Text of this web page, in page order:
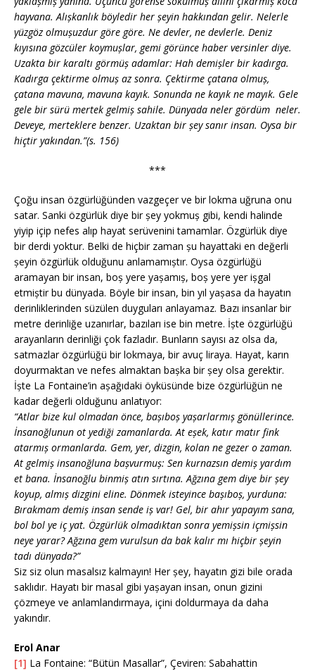
hayvana. Alıșkanlık böyledir her șeyin hakkından gelir. Nelerle
yüzgöz olmușuzdur göre göre. Ne devler, ne devlerle. Deniz
kıyısına gözcüler koymușlar, gemi görünce haber versinler diye.
Uzakta bir karaltı görmüș adamlar: Hah demișler bir kadırga.
Kadırga çektirme olmuș az sonra. Çektirme çatana olmuș,
çatana mavuna, mavuna kayık. Sonunda ne kayık ne mayık. Gele
gele bir sürü mertek gelmiș sahile. Dünyada neler gördüm neler.
Deveye, merteklere benzer. Uzaktan bir șey sanır insan. Oysa bir
hiçtir yakından.”(s. 156)
***
Çoğu insan özgürlüğünden vazgeçer ve bir lokma uğruna onu
satar. Sanki özgürlük diye bir șey yokmuș gibi, kendi halinde
yiyip içip nefes alıp hayat serüvenini tamamlar. Özgürlük diye
bir derdi yoktur. Belki de hiçbir zaman șu hayattaki en değerli
șeyin özgürlük olduğunu anlamamıștır. Oysa özgürlüğü
aramayan bir insan, boș yere yașamıș, boș yere yer ișgal
etmiștir bu dünyada. Böyle bir insan, bin yıl yașasa da hayatın
derinliklerinden süzülen duyguları anlayamaz. Bazı insanlar bir
metre derinliğe uzanırlar, bazıları ise bin metre. İște özgürlüğü
arayanların derinliği çok fazladır. Bunların sayısı az olsa da,
satmazlar özgürlüğü bir lokmaya, bir avuç liraya. Hayat, karın
doyurmaktan ve nefes almaktan bașka bir șey olsa gerektir.
İște La Fontaine’in așağıdaki öyküsünde bize özgürlüğün ne
kadar değerli olduğunu anlatıyor:
“Atlar bize kul olmadan önce, bașıboș yașarlarmıș gönüllerince.
İnsanoğlunun ot yediği zamanlarda. At eșek, katır matır fink
atarmıș ormanlarda. Gem, yer, dizgin, kolan ne gezer o zaman.
At gelmiș insanoğluna bașvurmuș: Sen kurnazsın demiș yardım
et bana. İnsanoğlu binmiș atın sırtına. Ağzına gem diye bir șey
koyup, almıș dizgini eline. Dönmek isteyince bașıboș, yurduna:
Bırakmam demiș insan sende iș var! Gel, bir ahır yapayım sana,
bol bol ye iç yat. Özgürlük olmadıktan sonra yemișsin içmișsin
neye yarar? Ağzına gem vurulsun da bak kalır mı hiçbir șeyin
tadı dünyada?”
Siz siz olun masalsız kalmayın! Her șey, hayatın gizi bile orada
saklıdır. Hayatı bir masal gibi yașayan insan, onun gizini
çözmeye ve anlamlandırmaya, içini doldurmaya da daha
yakındır.
Erol Anar
[1] La Fontaine: “Bütün Masallar”, Çeviren: Sabahattin